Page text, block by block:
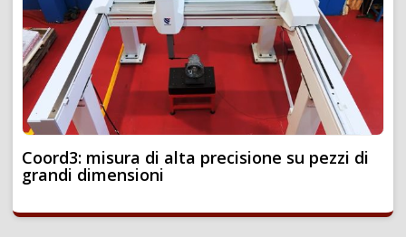
Coord3: misura di alta precisione su pezzi di
grandi dimensioni